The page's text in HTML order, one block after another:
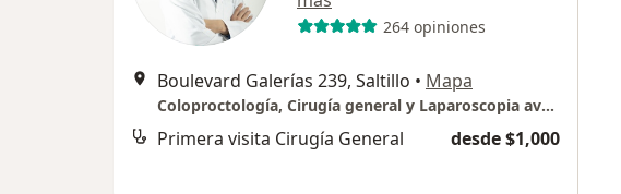
264 opiniones
Boulevard Galerías 239, Saltillo • Mapa
Coloproctología, Cirugía general y Laparoscopia avanzada
Primera visita Cirugía General desde $1,000